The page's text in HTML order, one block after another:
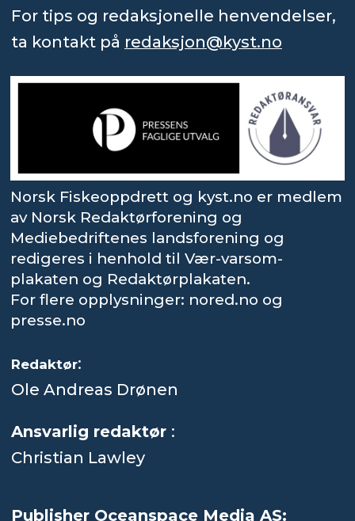
For tips og redaksjonelle henvendelser,
ta kontakt på redaksjon@kyst.no
Norsk Fiskeoppdrett og kyst.no er medlem
av Norsk Redaktørforening og
Mediebedriftenes landsforening og
redigeres i henhold til Vær-varsom-
plakaten og Redaktørplakaten.
For flere opplysninger: nored.no og
presse.no
Redaktør:
Ole Andreas Drønen
Ansvarlig redaktør :
Christian Lawley
Publisher Oceanspace Media AS: